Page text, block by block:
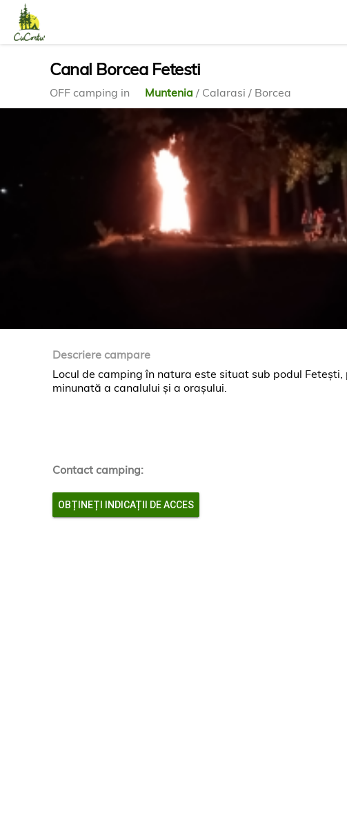
Canal Borcea Fetesti
OFF camping in Muntenia / Calarasi / Borcea
Descriere campare
Locul de camping în natura este situat sub podul
minunată a canalului și a orașului.
Contact camping:
OBȚINEȚI INDICAȚII DE ACCES